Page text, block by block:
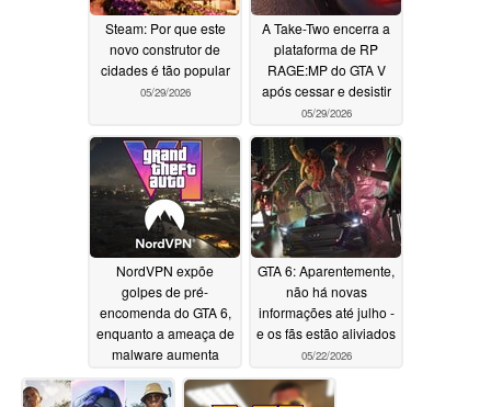
Steam: Por que este
novo construtor de
cidades é tão popular
05/29/2026
A Take-Two encerra a
plataforma de RP
RAGE:MP do GTA V
após cessar e desistir
05/29/2026
NordVPN expõe
golpes de pré-
encomenda do GTA 6,
enquanto a ameaça de
malware aumenta
antes da data de
lançamento
05/27/2026
GTA 6: Aparentemente,
não há novas
informações até julho -
e os fãs estão aliviados
05/22/2026